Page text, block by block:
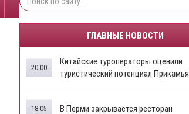
ГЛАВНЫЕ НОВОСТИ
Китайские туроператоры оценили
туристический потенциал Прикамья
20:00
В Перми закрывается ресторан
18:05